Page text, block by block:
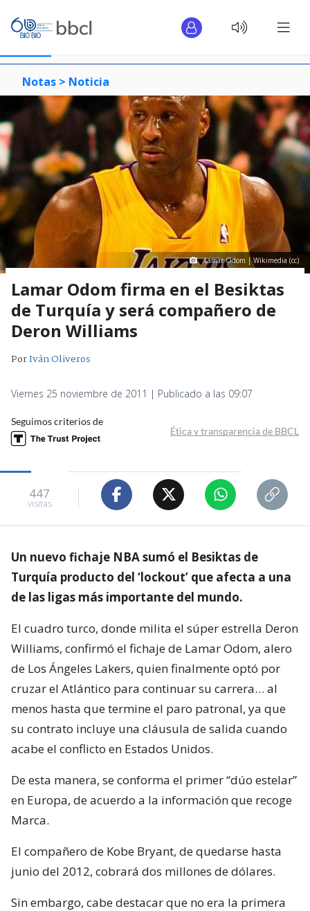
Notas > Noticia
Lamar Odom | Wikimedia (cc)
Lamar Odom firma en el Besiktas
de Turquía y será compañero de
Deron Williams
PorIván Oliveros
Viernes 25 noviembre de 2011 | Publicado a las 09:07
Seguimos criterios de
Ética y transparencia de BBCL
447
visitas
Un nuevo fichaje NBA sumó el Besiktas de
Turquía producto del ‘lockout’ que afecta a una
de las ligas más importante del mundo.
El cuadro turco, donde milita el súper estrella Deron
Williams, confirmó el fichaje de Lamar Odom, alero
de Los Ángeles Lakers, quien finalmente optó por
cruzar el Atlántico para continuar su carrera… al
menos hasta que termine el paro patronal, ya que
su contrato incluye una cláusula de salida cuando
acabe el conflicto en Estados Unidos.
De esta manera, se conforma el primer “dúo estelar”
en Europa, de acuerdo a la información que recoge
Marca.
El compañero de Kobe Bryant, de quedarse hasta
junio del 2012, cobrará dos millones de dólares.
Sin embargo, cabe destacar que no era la primera